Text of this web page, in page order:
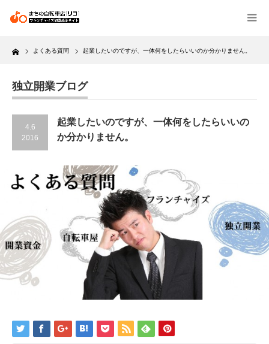
Home よくある質問 起業したいのですが、一体何をしたらいいのか分かりません。
独立開業ブログ
4.6
2016
起業したいのですが、一体何をしたらいいの
か分かりません。